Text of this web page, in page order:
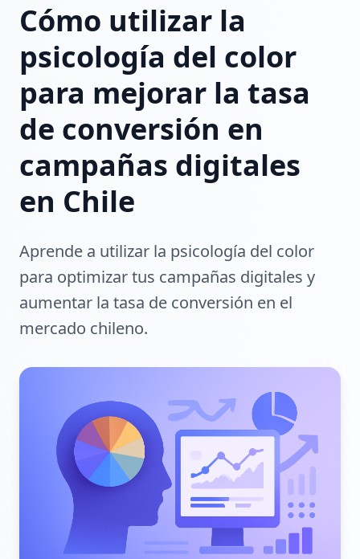
Cómo utilizar la
psicología del color
para mejorar la tasa
de conversión en
campañas digitales
en Chile
Aprende a utilizar la psicología del color
para optimizar tus campañas digitales y
aumentar la tasa de conversión en el
mercado chileno.